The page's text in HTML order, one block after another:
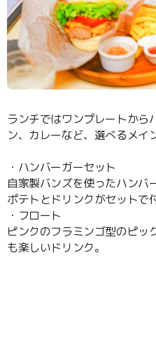
ランチではワンプレートから
ン、カレーなど、選べるメ
・ハンバーガーセット
自家製バンズを使ったハンバ
ポテトとドリンクがセットで
・フロート
ピンクのフラミンゴ型のピッ
も楽しいドリンク。